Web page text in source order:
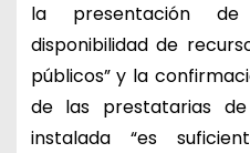
la presentación
disponibilidad de
públicos” y la
de las prestatarias
instalada “es